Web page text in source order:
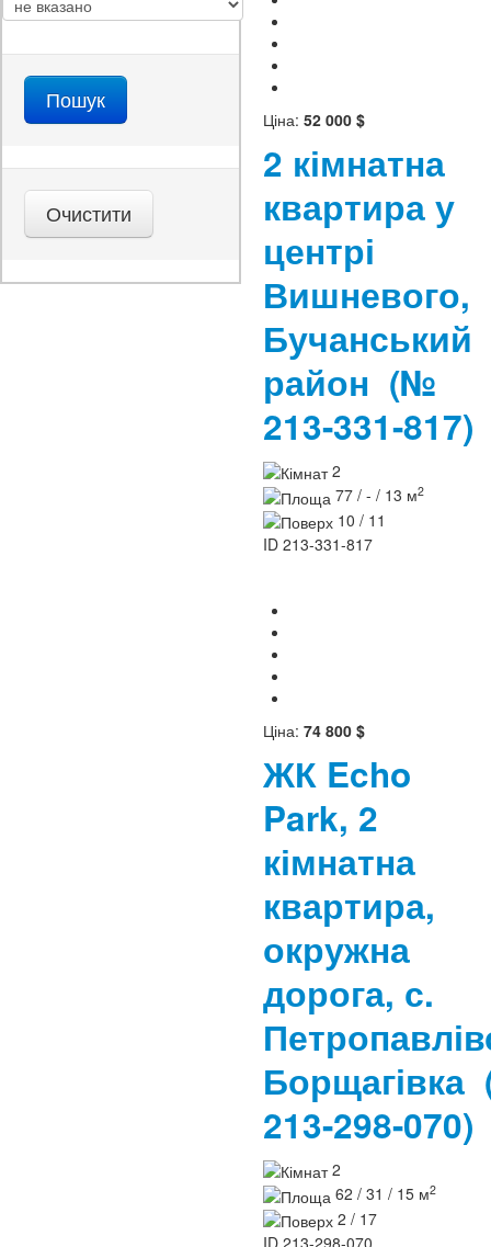
Ціна: 52 000 $
2 кімнатна
квартира у
центрі
Вишневого,
Бучанський
район (№
213-331-817)
2
77 / - / 13 м2
10 / 11
ID 213-331-817
Ціна: 74 800 $
ЖК Echo
Park, 2
кімнатна
квартира,
окружна
дорога, с.
Борщагівка
213-298-070)
2
62 / 31 / 15 м2
2 / 17
ID 213-298-070